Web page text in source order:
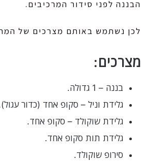
הבננה לפני סידור המרכיבים.
לכן נשתמש באותם מצרכים של
מצרכים:
בננה – 1 גדולה.
גלידת וניל – סקופ אחד (כדור
גלידת שוקולד – סקופ אחד.
גלידת תות סקופ אחד.
סירופ שוקולד.